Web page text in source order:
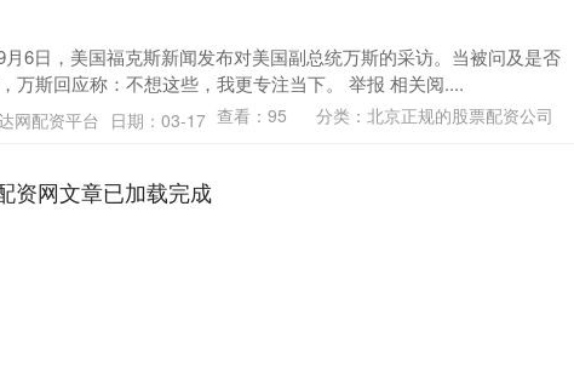
6日，美国福克斯新闻发布对美国副总统万斯的采访。当被问及是否
万斯回应称：不想这些，我更专注当下。 举报 相关阅....
网配资平台 日期：03-17 查看： 95 分类： 北京正规的股票配资公司
资网文章已加载完成